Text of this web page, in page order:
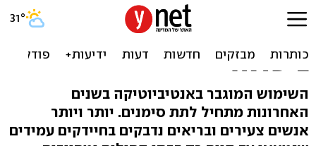
חיידקים עמידים
לאנטיביוטיקה מתפשטים
בישראל
השימוש המוגבר באנטיביוטיקה בשנים
האחרונות מתחיל לתת סימנים. יותר ויותר
אנשים צעירים ובריאים נדבקים בחיידקים עמידים